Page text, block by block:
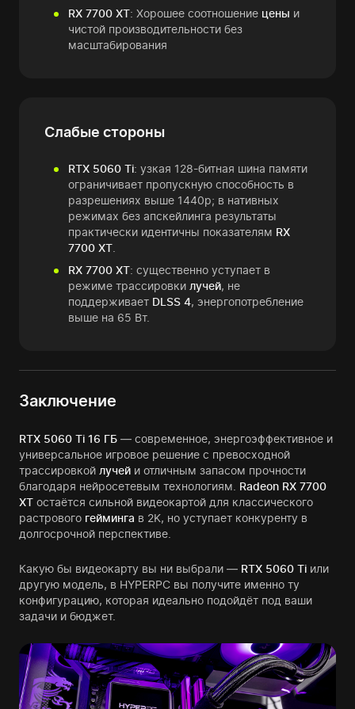
RX 7700 XT: Хорошее соотношение цены и
чистой производительности без
масштабирования
Слабые стороны
RTX 5060 Ti: узкая 128-битная шина памяти
ограничивает пропускную способность в
разрешениях выше 1440p; в нативных
режимах без апскейлинга результаты
практически идентичны показателям RX
7700 XT
RX 7700 XT: существенно уступает в
режиме трассировки лучей, не
поддерживает DLSS 4, энергопотребление
выше на 65 Вт.
Заключение
RTX 5060 Ti 16 ГБ — современное, энергоэффективное и
универсальное игровое решение с превосходной
трассировкой лучей и отличным запасом прочности
благодаря нейросетевым технологиям. Radeon RX 7700
XT остаётся сильной видеокартой для классического
растрового гейминга в 2K, но уступает конкуренту в
долгосрочной перспективе.
Какую бы видеокарту вы ни выбрали — RTX 5060 Ti или
другую модель, в HYPERPC вы получите именно ту
конфигурацию, которая идеально подойдёт под ваши
задачи и бюджет.